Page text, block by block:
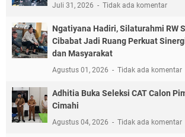
Juli 31, 2026 Tidak ada komentar
Ngatiyana Hadiri, Silaturahmi RW
Cibabat Jadi Ruang Perkuat
dan Masyarakat
Agustus 01, 2026 Tidak ada komentar
Adhitia Buka Seleksi CAT Calon
Cimahi
Agustus 04, 2026 Tidak ada komentar